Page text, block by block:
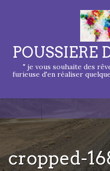
POUSSIERE
" je vous souhaite des
furieuse d'en réaliser
cropped-